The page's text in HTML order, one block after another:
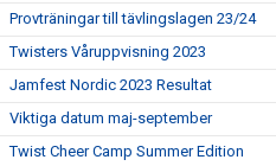
Provträningar till tävlingslagen 23/24
Twisters Våruppvisning 2023
Jamfest Nordic 2023 Resultat
Viktiga datum maj-september
Twist Cheer Camp Summer Edition